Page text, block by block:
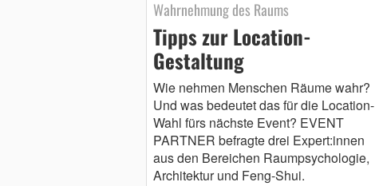
Wahrnehmung des Raums
Tipps zur Location-
Gestaltung
Wie nehmen Menschen Räume wahr?
Und was bedeutet das für die Location-
Wahl fürs nächste Event? EVENT
PARTNER befragte drei Expert:innen
aus den Bereichen Raumpsychologie,
Architektur und Feng-Shui.